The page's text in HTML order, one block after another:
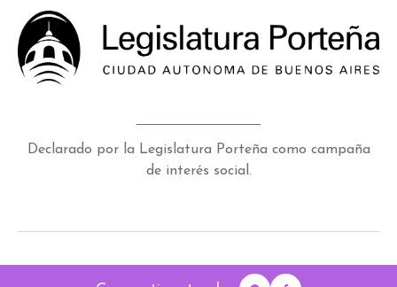
Declarado por la Legislatura Porteña como campaña
de interés social.